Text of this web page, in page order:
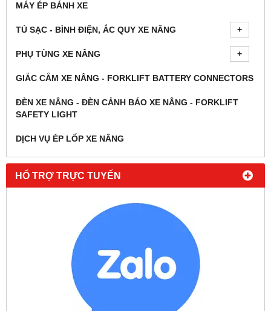
MÁY ÉP BÁNH XE
TỦ SẠC - BÌNH ĐIỆN, ẮC QUY XE NÂNG
PHỤ TÙNG XE NÂNG
GIẮC CẮM XE NÂNG - FORKLIFT BATTERY CONNECTORS
ĐÈN XE NÂNG - ĐÈN CẢNH BÁO XE NÂNG - FORKLIFT
SAFETY LIGHT
DỊCH VỤ ÉP LỐP XE NÂNG
HỔ TRỢ TRỰC TUYẾN